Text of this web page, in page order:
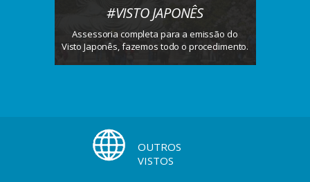
#VISTO JAPONÊS
Assessoria completa para a emissão do
Visto Japonês, fazemos todo o procedimento.
OUTROS
VISTOS